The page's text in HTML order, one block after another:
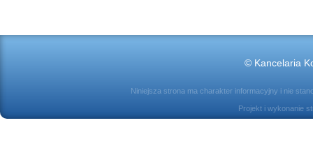
© Kancelaria
Niniejsza strona ma charakter informacyjny i nie
Projekt i wykonanie